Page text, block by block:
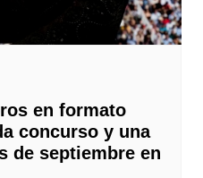
en formato
concurso y una
de septiembre en